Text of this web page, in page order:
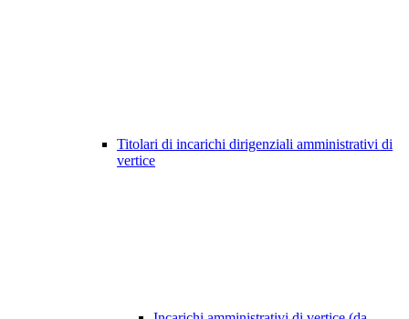
Titolari di incarichi dirigenziali amministrativi di
vertice